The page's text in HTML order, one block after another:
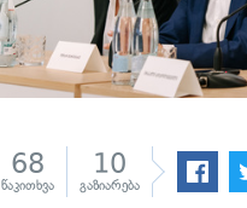
68
წაკითხვა
10
გაზიარება